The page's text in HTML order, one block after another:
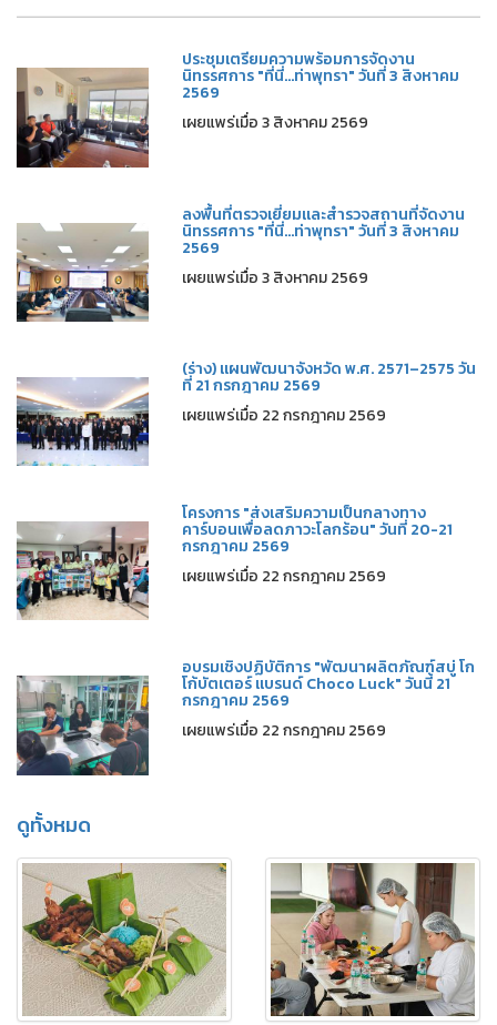
ประชุมเตรียมความพร้อมการจัดงาน
นิทรรศการ "ที่นี่...ท่าพุทรา" วันที่ 3 สิงหาคม
2569
เผยแพร่เมื่อ 3 สิงหาคม 2569
ลงพื้นที่ตรวจเยี่ยมและสำรวจสถานที่จัดงาน
นิทรรศการ "ที่นี่...ท่าพุทรา" วันที่ 3 สิงหาคม
2569
เผยแพร่เมื่อ 3 สิงหาคม 2569
(ร่าง) แผนพัฒนาจังหวัด พ.ศ. 2571–2575 วัน
ที่ 21 กรกฎาคม 2569
เผยแพร่เมื่อ 22 กรกฎาคม 2569
โครงการ "ส่งเสริมความเป็นกลางทาง
คาร์บอนเพื่อลดภาวะโลกร้อน" วันที่ 20-21
กรกฎาคม 2569
เผยแพร่เมื่อ 22 กรกฎาคม 2569
อบรมเชิงปฏิบัติการ "พัฒนาผลิตภัณฑ์สบู่ โก
โก้บัตเตอร์ แบรนด์ Choco Luck" วันนี้ 21
กรกฎาคม 2569
เผยแพร่เมื่อ 22 กรกฎาคม 2569
ดูทั้งหมด